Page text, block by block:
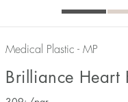
Medical Plastic - MP
Brilliance Heart